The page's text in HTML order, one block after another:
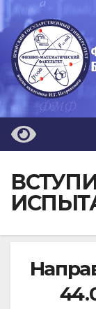
Перейти
к
содержимому